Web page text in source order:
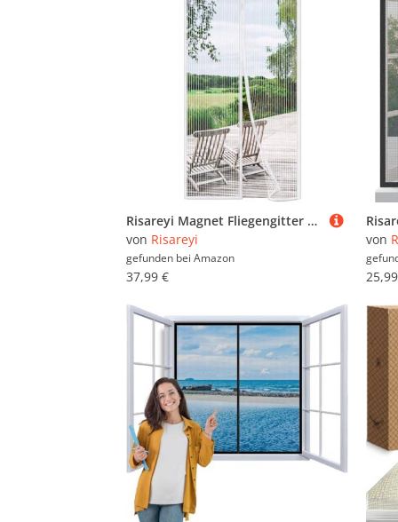
Zugluftstopper (27.172)
Risareyi Magnet Fliegengitter Tür 145x205cm, Weiß Insektenschutz Balkontür Ohne Bohren, Insektenschutz Fenster Fliegengitter Balkontür Automatisches Schließen für Terrassentür mit Klettband
von Risareyi
gefunden bei Amazon
37,99 €
von